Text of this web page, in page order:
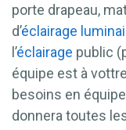
porte drapeau,
d’éclairage
l’éclairage public
équipe est à
besoins en
donnera toutes